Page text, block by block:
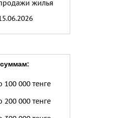
жилья
000 тенге
000 тенге